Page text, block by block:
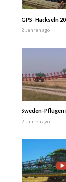
GPS- Häckseln
2 Jahren ago
Sweden- Pflügen
2 Jahren ago